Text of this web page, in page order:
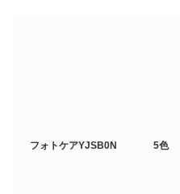
フォトケアYJSB0N 5色